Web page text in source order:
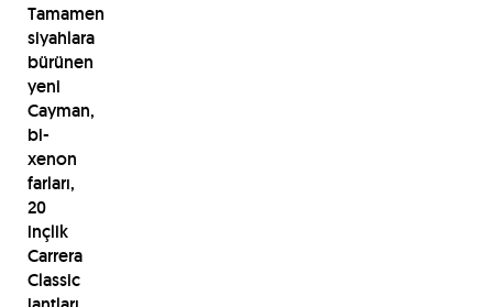
Tamamen
siyahlara
bürünen
yeni
Cayman,
bi-
xenon
farları,
20
inçlik
Carrera
Classic